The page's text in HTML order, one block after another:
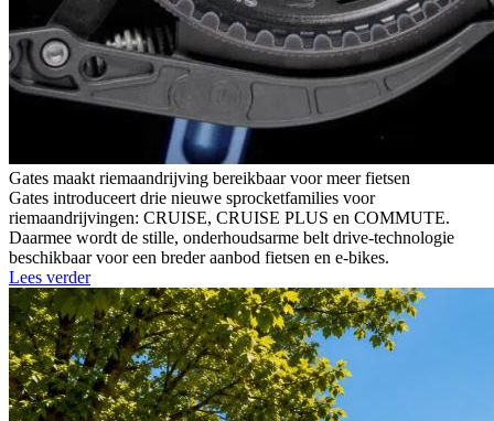
Gates maakt riemaandrijving bereikbaar voor meer fietsen
Gates introduceert drie nieuwe sprocketfamilies voor
riemaandrijvingen: CRUISE, CRUISE PLUS en COMMUTE.
Daarmee wordt de stille, onderhoudsarme belt drive-technologie
beschikbaar voor een breder aanbod fietsen en e-bikes.
Lees verder